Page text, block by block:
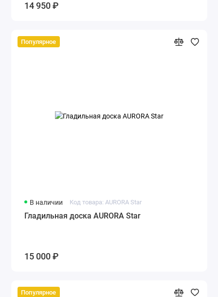
14 950 ₽
Популярное
В наличии Код товара: AURORA Star
Гладильная доска AURORA Star
15 000 ₽
Популярное